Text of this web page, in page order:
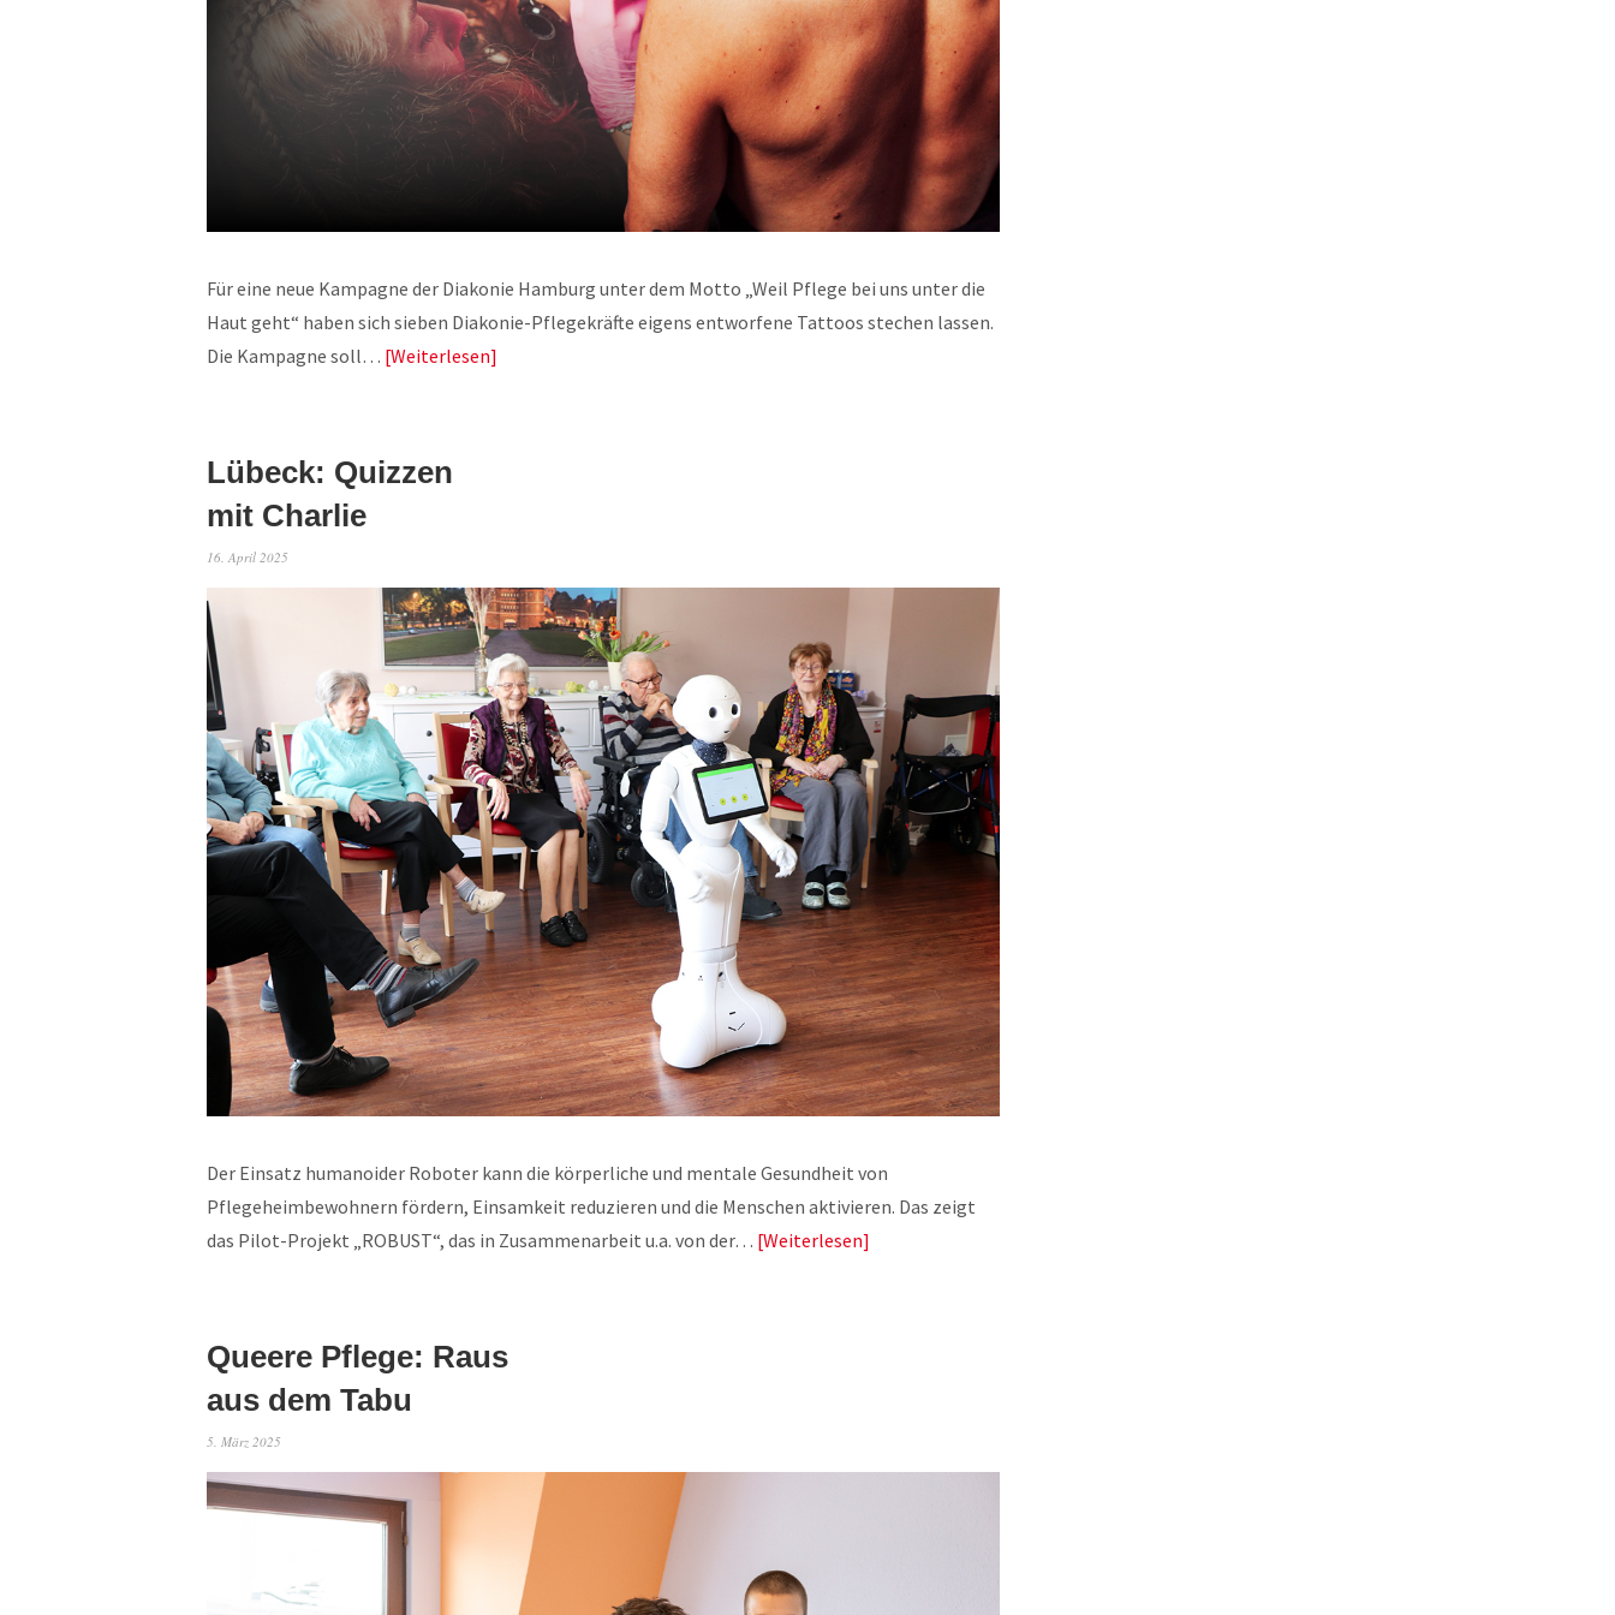
Für eine neue Kampagne der Diakonie Hamburg unter dem Motto „Weil Pflege bei uns unter die
Haut geht“ haben sich sieben Diakonie-Pflegekräfte eigens entworfene Tattoos stechen lassen.
Die Kampagne soll… Weiterlesen
Lübeck: Quizzen
mit Charlie
16. April 2025
Der Einsatz humanoider Roboter kann die körperliche und mentale Gesundheit von
Pflegeheimbewohnern fördern, Einsamkeit reduzieren und die Menschen aktivieren. Das zeigt
das Pilot-Projekt „ROBUST“, das in Zusammenarbeit u.a. von der… Weiterlesen
Queere Pflege: Raus
aus dem Tabu
5. März 2025